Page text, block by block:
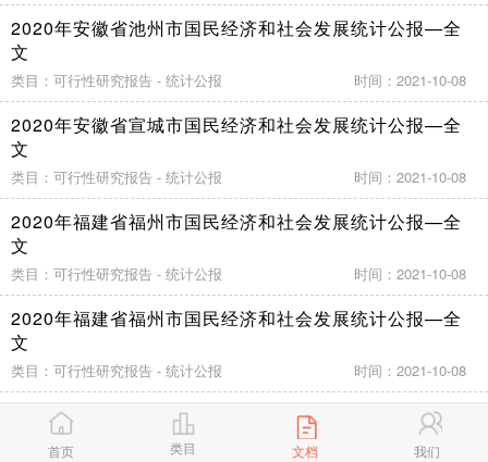
2020年安徽省池州市国民经济和社会发展统计公报—全
文
类目：可行性研究报告 - 统计公报 时间：2021-10-08
2020年安徽省宣城市国民经济和社会发展统计公报—全
文
类目：可行性研究报告 - 统计公报 时间：2021-10-08
2020年福建省福州市国民经济和社会发展统计公报—全
文
类目：可行性研究报告 - 统计公报 时间：2021-10-08
2020年福建省福州市国民经济和社会发展统计公报—全
文
类目：可行性研究报告 - 统计公报 时间：2021-10-08
2020年福建省厦门市国民经济和社会发展统计公报—全
首页 类目 文档 我们